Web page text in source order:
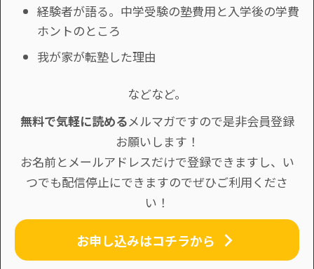
経験者が語る。中学受験の塾費用と入学後の学費
ホントのところ
我が家が転塾した理由
などなど。
無料で気軽に読めるメルマガですので是非会員登録
お願いします！
お名前とメールアドレスだけで登録できますし、い
つでも配信停止にできますのでぜひご利用くださ
い！
お申し込みはコチラから